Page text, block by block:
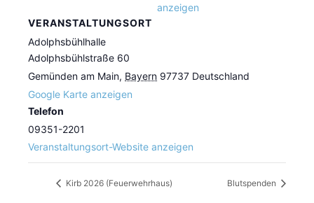
VERANSTALTUNGSORT
Adolphsbühlhalle
Adolphsbühlstraße 60
Gemünden am Main, Bayern 97737 Deutschland
Google Karte anzeigen
Telefon
09351-2201
Veranstaltungsort-Website anzeigen
anzeigen
Kirb 2026 (Feuerwehrhaus) Blutspenden